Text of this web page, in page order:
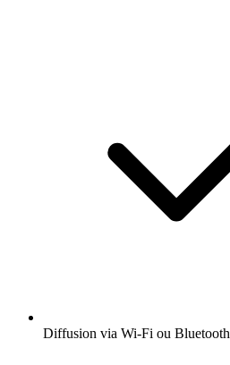
Diffusion via Wi-Fi ou Bluetooth